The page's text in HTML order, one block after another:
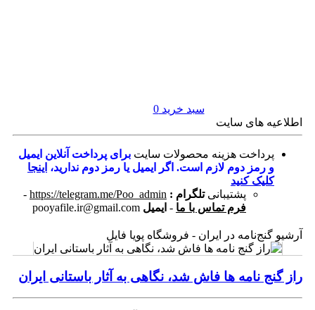
سبد خرید0
اطلاعیه های سایت
پرداخت هزینه محصولات سایت برای پرداخت آنلاین ایمیل
و رمز دوم لازم است. اگر ایمیل یا رمز دوم ندارید، اینجا
کلیک کنید
پشتیبانی تلگرام : https://telegram.me/Poo_admin
-
فرم تماس با ما - ایمیل pooyafile.ir@gmail.com
آرشیو گنج‌نامه در ایران - فروشگاه پویا فایل
راز گنج نامه ها فاش شد، نگاهی به آثار باستانی ایران